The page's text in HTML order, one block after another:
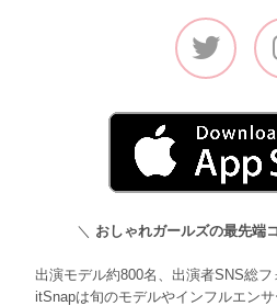
＼ おしゃれガールズの最先端
出演モデル約800名、出演者SNS総フ
itSnapは旬のモデルやインフルエン